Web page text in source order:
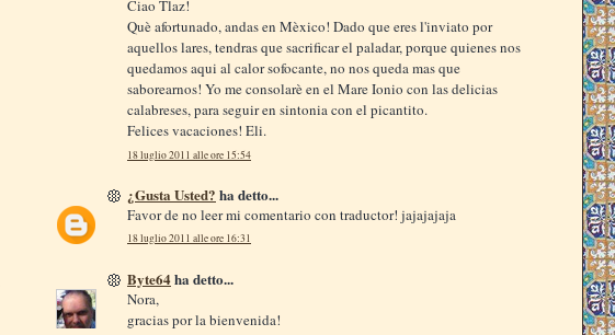
Ciao Tlaz!
Què afortunado, andas en Mèxico! Dado que eres l'inviato por
aquellos lares, tendras que sacrificar el paladar, porque quienes nos
quedamos aqui al calor sofocante, no nos queda mas que
saborearnos! Yo me consolarè en el Mare Ionio con las delicias
calabreses, para seguir en sintonia con el picantito.
Felices vacaciones! Eli.
18 luglio 2011 alle ore 15:54
¿Gusta Usted? ha detto...
Favor de no leer mi comentario con traductor! jajajajaja
18 luglio 2011 alle ore 16:31
Byte64ha detto...
Nora,
gracias por la bienvenida!